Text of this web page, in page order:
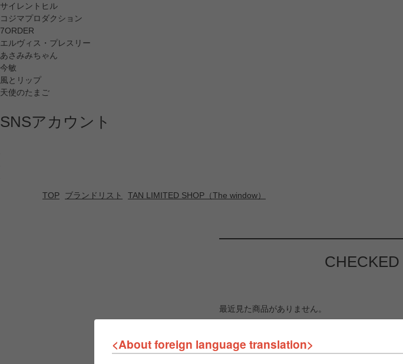
サイレントヒル
コジマプロダクション
7ORDER
エルヴィス・プレスリー
あさみみちゃん
今敏
風とリップ
天使のたまご
SNSアカウント
TOP ブランドリスト TAN LIMITED SHOP（The window）
最近見た商品がありません。
<About foreign language translation>